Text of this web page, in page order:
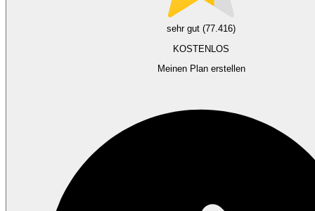
sehr gut (77.416)
KOSTENLOS
Meinen Plan erstellen